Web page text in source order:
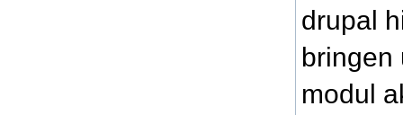
drupal
bringen
modul